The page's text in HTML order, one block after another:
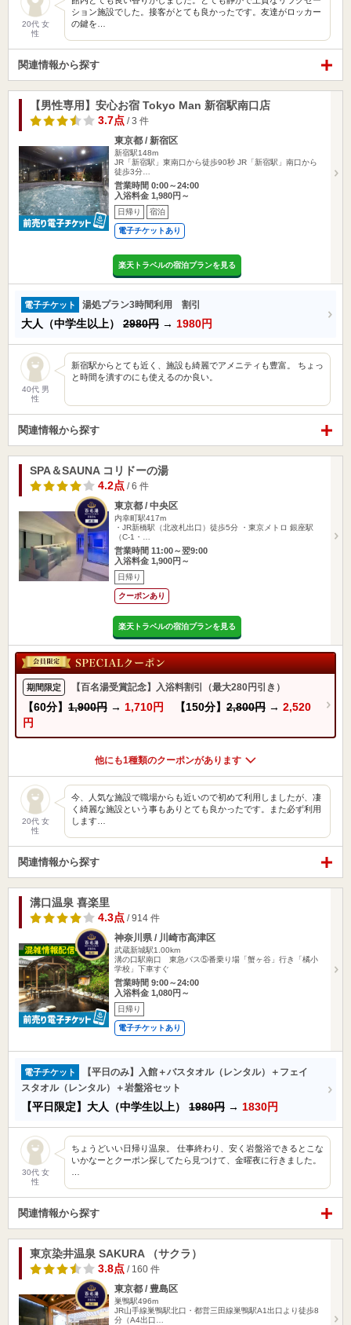
20代 女
性
ション施設でした。接客がとても良かったです。友達がロッカー
の鍵を…
関連情報から探す
【男性専用】安心お宿 Tokyo Man 新宿駅南口店
3.7点 / 3 件
東京都 / 新宿区
新宿駅148m
JR「新宿駅」東南口から徒歩90秒 JR「新宿駅」南口から
徒歩3分…
営業時間 0:00～24:00
入浴料金 1,980円～
日帰り 宿泊
電子チケットあり
楽天トラベルの宿泊プランを見る
電子チケット 湯処プラン3時間利用 割引
大人（中学生以上） 2980円 → 1980円
40代 男
性
新宿駅からとても近く、施設も綺麗でアメニティも豊富。 ちょっ
と時間を潰すのにも使えるのか良い。
関連情報から探す
SPA＆SAUNA コリドーの湯
4.2点 / 6 件
東京都 / 中央区
内幸町駅417m
・JR新橋駅（北改札出口）徒歩5分 ・東京メトロ 銀座駅
（C-1・…
営業時間 11:00～翌9:00
入浴料金 1,900円～
日帰り
クーポンあり
楽天トラベルの宿泊プランを見る
期間限定 【百名湯受賞記念】入浴料割引（最大280円引き）
【60分】 1,900円 → 1,710円 【150分】 2,800円 → 2,520
円
他にも1種類のクーポンがあります
20代 女
性
今、人気な施設で職場からも近いので初めて利用しましたが、凄
く綺麗な施設という事もありとても良かったです。また必ず利用
します…
関連情報から探す
溝口温泉 喜楽里
4.3点 / 914 件
神奈川県 / 川崎市高津区
武蔵新城駅1.00km
溝の口駅南口 東急バス⑤番乗り場「蟹ヶ谷」行き「橘小
学校」下車すぐ
営業時間 9:00～24:00
入浴料金 1,080円～
日帰り
電子チケットあり
電子チケット
【平日のみ】入館＋バスタオル（レンタル）＋フェイ
スタオル（レンタル）＋岩盤浴セット
【平日限定】大人（中学生以上） 1980円 → 1830円
30代 女
性
ちょうどいい日帰り温泉。 仕事終わり、安く岩盤浴できるとこな
いかなーとクーポン探してたら見つけて、金曜夜に行きました。
関連情報から探す
東京染井温泉 SAKURA （サクラ）
3.8点 / 160 件
東京都 / 豊島区
巣鴨駅496m
JR山手線巣鴨駅北口・都営三田線巣鴨駅A1出口より徒歩8
分（A4出口…